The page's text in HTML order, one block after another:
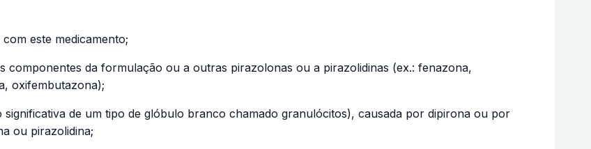
este medicamento;
componentes da formulação ou a outras pirazolonas ou a pirazolidinas (ex.: fenazona,
oxifembutazona);
de um tipo de glóbulo branco chamado granulócitos), causada por dipirona ou por
ou pirazolidina;